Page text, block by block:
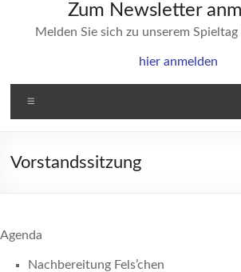
Zum Newsletter
Melden Sie sich zu unserem
hier anmelden
Vorstandssitzung
Agenda
Nachbereitung Fels’chen